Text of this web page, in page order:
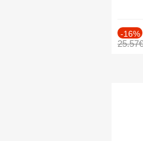
-16%
25.57€